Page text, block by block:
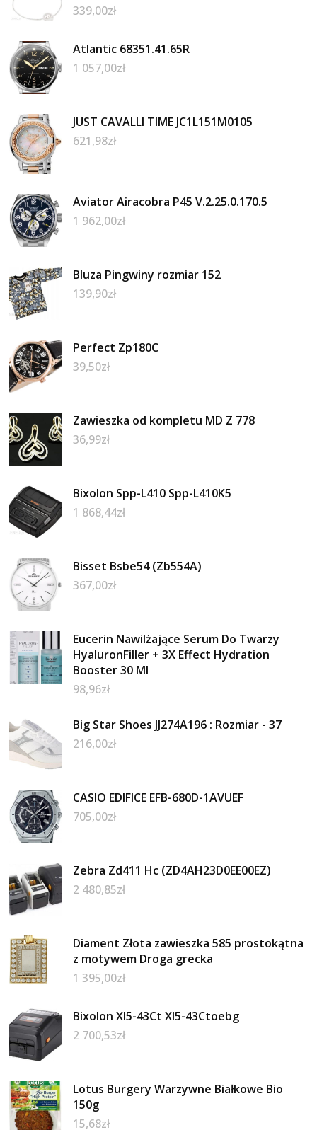
339,00zł
Atlantic 68351.41.65R
1 057,00zł
JUST CAVALLI TIME JC1L151M0105
621,98zł
Aviator Airacobra P45 V.2.25.0.170.5
1 962,00zł
Bluza Pingwiny rozmiar 152
139,90zł
Perfect Zp180C
39,50zł
Zawieszka od kompletu MD Z 778
36,99zł
Bixolon Spp-L410 Spp-L410K5
1 868,44zł
Bisset Bsbe54 (Zb554A)
367,00zł
Eucerin Nawilżające Serum Do Twarzy
HyaluronFiller + 3X Effect Hydration
Booster 30 Ml
98,96zł
Big Star Shoes JJ274A196 : Rozmiar - 37
216,00zł
CASIO EDIFICE EFB-680D-1AVUEF
705,00zł
Zebra Zd411 Hc (ZD4AH23D0EE00EZ)
2 480,85zł
Diament Złota zawieszka 585 prostokątna
z motywem Droga grecka
1 395,00zł
Bixolon Xl5-43Ct Xl5-43Ctoebg
2 700,53zł
Lotus Burgery Warzywne Białkowe Bio
150g
15,68zł